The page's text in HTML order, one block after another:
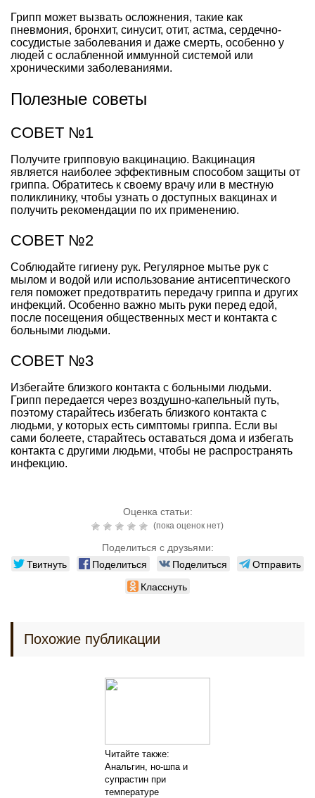
Грипп может вызвать осложнения, такие как
пневмония, бронхит, синусит, отит, астма, сердечно-
сосудистые заболевания и даже смерть, особенно у
людей с ослабленной иммунной системой или
хроническими заболеваниями.
Полезные советы
СОВЕТ №1
Получите грипповую вакцинацию. Вакцинация
является наиболее эффективным способом защиты от
гриппа. Обратитесь к своему врачу или в местную
поликлинику, чтобы узнать о доступных вакцинах и
получить рекомендации по их применению.
СОВЕТ №2
Соблюдайте гигиену рук. Регулярное мытье рук с
мылом и водой или использование антисептического
геля поможет предотвратить передачу гриппа и других
инфекций. Особенно важно мыть руки перед едой,
после посещения общественных мест и контакта с
больными людьми.
СОВЕТ №3
Избегайте близкого контакта с больными людьми.
Грипп передается через воздушно-капельный путь,
поэтому старайтесь избегать близкого контакта с
людьми, у которых есть симптомы гриппа. Если вы
сами болеете, старайтесь оставаться дома и избегать
контакта с другими людьми, чтобы не распространять
инфекцию.
Оценка статьи:
(пока оценок нет)
Поделиться с друзьями:
Твитнуть Поделиться Поделиться
Отправить
Класснуть
Похожие публикации
Читайте также:
Анальгин, но-шпа и
супрастин при
температуре